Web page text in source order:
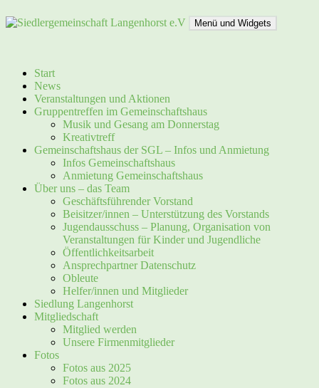
Inhalt
Menü und Widgets
Start
News
Veranstaltungen und Aktionen
Gruppentreffen im Gemeinschaftshaus
Musik und Gesang am Donnerstag
Kreativtreff
Gemeinschaftshaus der SGL – Infos und Anmietung
Infos Gemeinschaftshaus
Anmietung Gemeinschaftshaus
Über uns – das Team
Geschäftsführender Vorstand
Beisitzer/innen – Unterstützung des Vorstands
Jugendausschuss – Planung, Organisation von
Veranstaltungen für Kinder und Jugendliche
Öffentlichkeitsarbeit
Ansprechpartner Datenschutz
Obleute
Helfer/innen und Mitglieder
Siedlung Langenhorst
Mitgliedschaft
Mitglied werden
Unsere Firmenmitglieder
Fotos
Fotos aus 2025
Fotos aus 2024